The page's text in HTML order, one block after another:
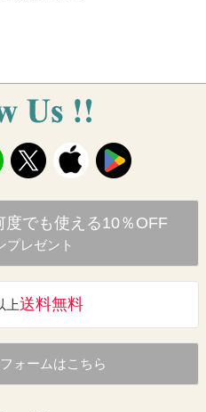
度でも使える10％OFF
プレゼント
上送料無料
ォームはこちら